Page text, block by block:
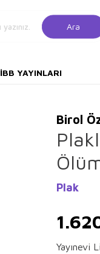
Ara
İBB YAYINLARI
Birol
Plak
Yayınevi